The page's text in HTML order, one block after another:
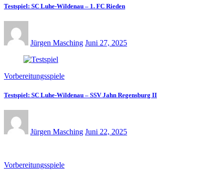
Testspiel: SC Luhe-Wildenau – 1. FC Rieden
Jürgen Masching Juni 27, 2025
Vorbereitungsspiele
Testspiel: SC Luhe-Wildenau – SSV Jahn Regensburg II
Jürgen Masching Juni 22, 2025
Vorbereitungsspiele